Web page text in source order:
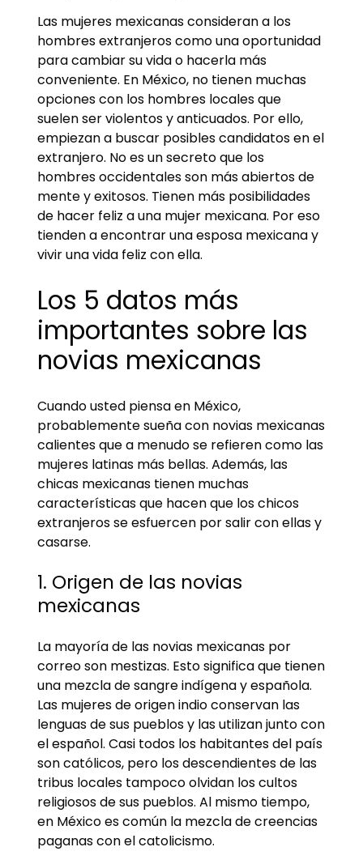
Las mujeres mexicanas consideran a los
hombres extranjeros como una oportunidad
para cambiar su vida o hacerla más
conveniente. En México, no tienen muchas
opciones con los hombres locales que
suelen ser violentos y anticuados. Por ello,
empiezan a buscar posibles candidatos en el
extranjero. No es un secreto que los
hombres occidentales son más abiertos de
mente y exitosos. Tienen más posibilidades
de hacer feliz a una mujer mexicana. Por eso
tienden a encontrar una esposa mexicana y
vivir una vida feliz con ella.
Los 5 datos más
importantes sobre las
novias mexicanas
Cuando usted piensa en México,
probablemente sueña con novias mexicanas
calientes que a menudo se refieren como las
mujeres latinas más bellas. Además, las
chicas mexicanas tienen muchas
características que hacen que los chicos
extranjeros se esfuercen por salir con ellas y
casarse.
1. Origen de las novias
mexicanas
La mayoría de las novias mexicanas por
correo son mestizas. Esto significa que tienen
una mezcla de sangre indígena y española.
Las mujeres de origen indio conservan las
lenguas de sus pueblos y las utilizan junto con
el español. Casi todos los habitantes del país
son católicos, pero los descendientes de las
tribus locales tampoco olvidan los cultos
religiosos de sus pueblos. Al mismo tiempo,
en México es común la mezcla de creencias
paganas con el catolicismo.